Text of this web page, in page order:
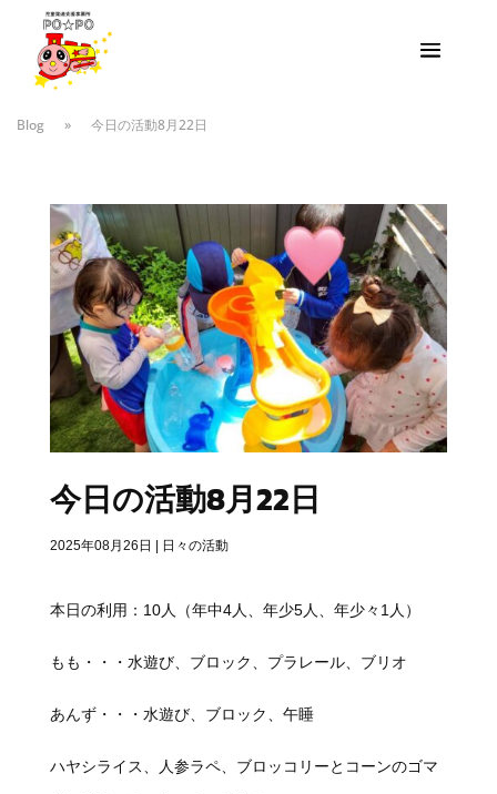
Blog » 今日の活動8月22日
今日の活動8月22日
2025年08月26日 日々の活動
本日の利用：10人（年中4人、年少5人、年少々1人）
もも・・・水遊び、ブロック、プラレール、ブリオ
あんず・・・水遊び、ブロック、午睡
ハヤシライス、人参ラペ、ブロッコリーとコーンのゴマ